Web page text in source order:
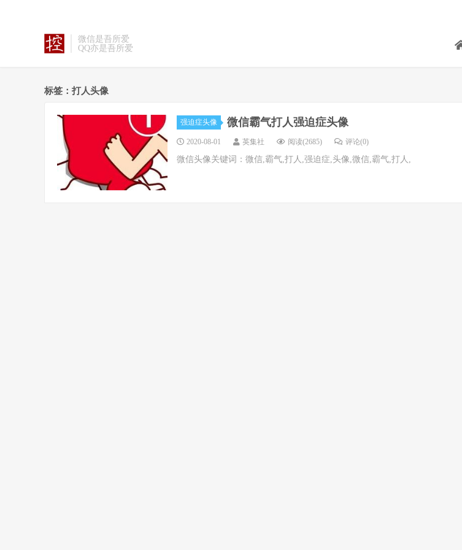
微信是吾所爱
QQ亦是吾所爱
标签：打人头像
强迫症头像 微信霸气打人强迫症头像
2020-08-01 英集社 阅读(2685) 评论(0)
微信头像关键词：微信,霸气,打人,强迫症,头像,微信,霸气,打人,